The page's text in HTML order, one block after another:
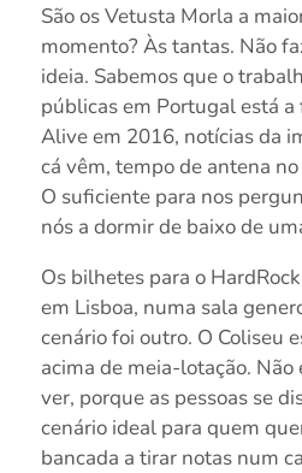
São os Vetusta Morla a
momento? Às tantas. Não
ideia. Sabemos que o
públicas em Portugal está a
Alive em 2016, notícias da
cá vêm, tempo de antena no
O suficiente para nos
nós a dormir de baixo de
Os bilhetes para o
em Lisboa, numa sala
cenário foi outro. O Coliseu
acima de meia-lotação.
ver, porque as pessoas se
cenário ideal para quem
bancada a tirar notas num